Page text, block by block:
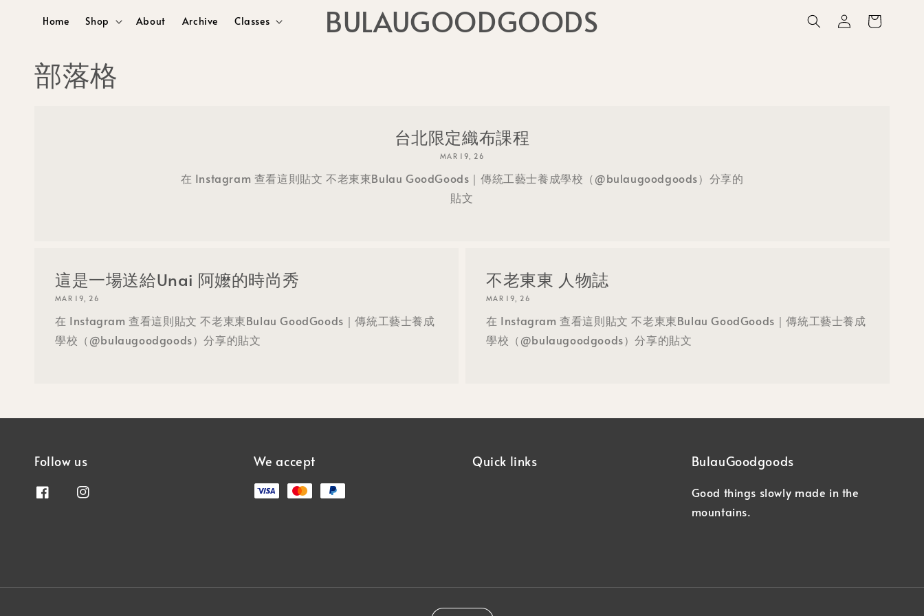
BULAUGOODGOODS
Home Shop About Archive Classes
部落格
台北限定織布課程
MAR 19, 26
在 Instagram 查看這則貼文 不老東東Bulau GoodGoods｜傳統工藝士養成學校（@bulaugoodgoods）分享的
貼文
這是一場送給Unai 阿嬤的時尚秀
MAR 19, 26
在 Instagram 查看這則貼文 不老東東Bulau GoodGoods｜傳統工藝士養成
學校（@bulaugoodgoods）分享的貼文
不老東東 人物誌
MAR 19, 26
在 Instagram 查看這則貼文 不老東東Bulau GoodGoods｜傳統工藝士養成
學校（@bulaugoodgoods）分享的貼文
Follow us We accept Quick links BulauGoodgoods
Good things slowly made in the
mountains.